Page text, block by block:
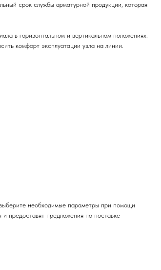
срок службы арматурной продукции, которая
в горизонтальном и вертикальном положениях.
комфорт эксплуатации узла на линии.
необходимые параметры при помощи
предоставят предложения по поставке